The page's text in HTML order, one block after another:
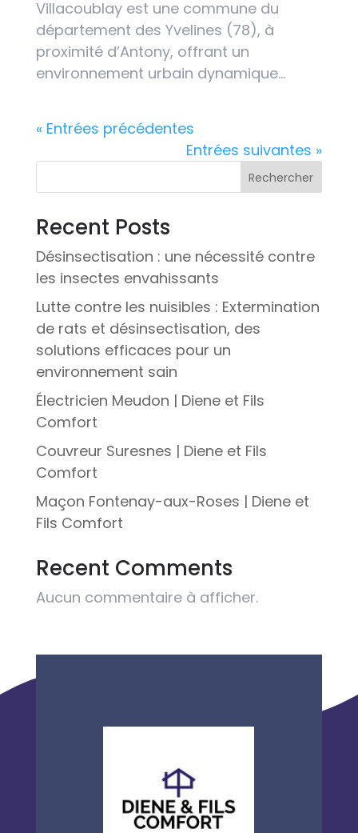
Villacoublay est une commune du
département des Yvelines (78), à
proximité d’Antony, offrant un
environnement urbain dynamique...
« Entrées précédentes
Entrées suivantes »
Rechercher
Recent Posts
Désinsectisation : une nécessité contre
les insectes envahissants
Lutte contre les nuisibles : Extermination
de rats et désinsectisation, des
solutions efficaces pour un
environnement sain
Électricien Meudon | Diene et Fils
Comfort
Couvreur Suresnes | Diene et Fils
Comfort
Maçon Fontenay-aux-Roses | Diene et
Fils Comfort
Recent Comments
Aucun commentaire à afficher.